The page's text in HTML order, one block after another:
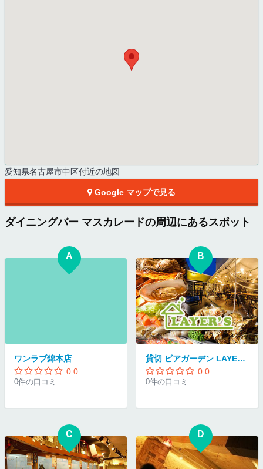
愛知県名古屋市中区付近の地図
Google マップで見る
ダイニングバー マスカレードの周辺にあるスポット
A
ワンラブ錦本店
0.0
0件の口コミ
B
貸切 ビアガーデン LAYER'S 〜 レイヤーズ 〜
0.0
0件の口コミ
C D